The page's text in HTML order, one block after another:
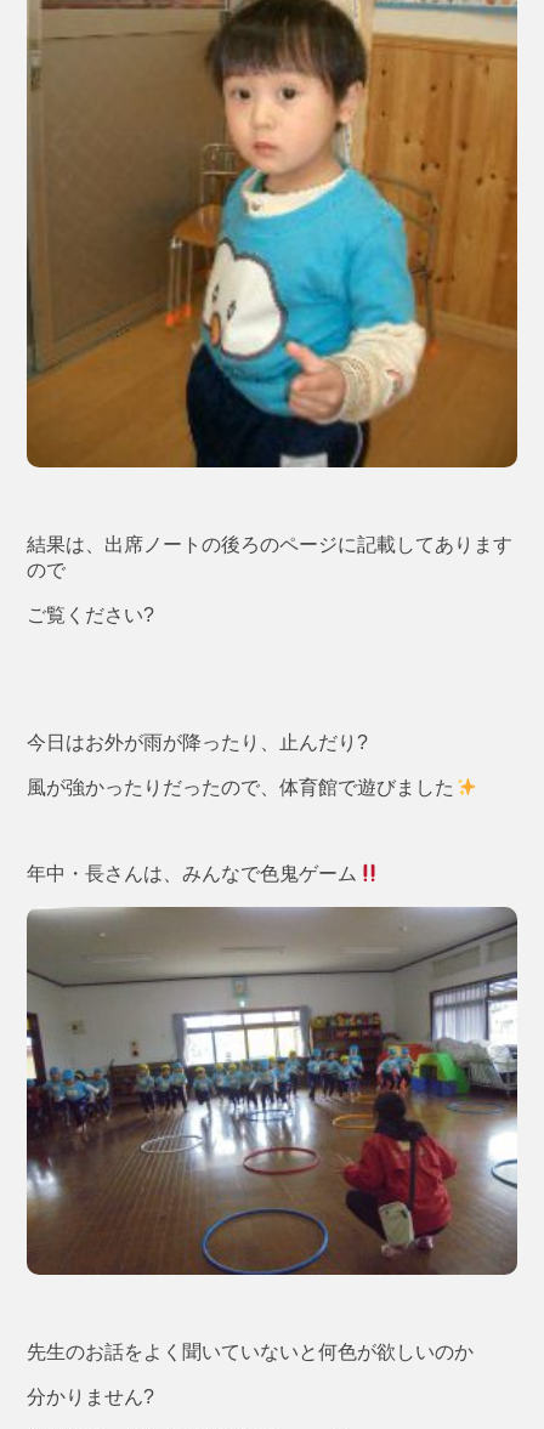
結果は、出席ノートの後ろのページに記載してあります
ので
ご覧ください?
今日はお外が雨が降ったり、止んだり?
風が強かったりだったので、体育館で遊びました
年中・長さんは、みんなで色鬼ゲーム
先生のお話をよく聞いていないと何色が欲しいのか
分かりません?